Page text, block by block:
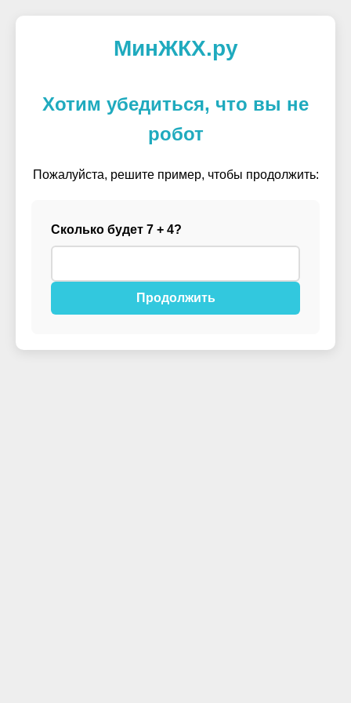
МинЖКХ.ру
Хотим убедиться, что вы не
робот
Пожалуйста, решите пример, чтобы продолжить:
Сколько будет 7 + 4?
Продолжить